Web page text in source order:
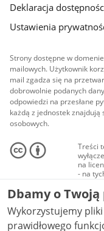
Deklaracja
Ustawienia
Strony dostępne w
mailowych. Użytkownik
mail zgadza się na
dobrowolnie podanych
odpowiedzi na przesłane
każdą z jednostek
osobowych.
Treści
na
- na
audio i
NC-ND
Dbamy o
Wykorzystujemy
prawidłowego